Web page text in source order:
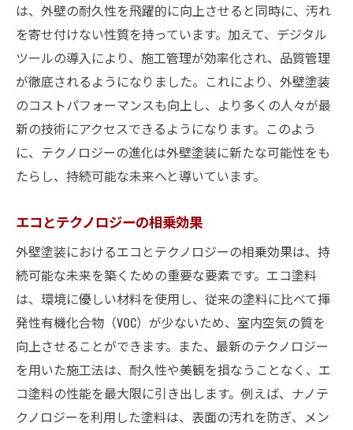
トレンドを導く外壁塗装の未来
外壁塗装におけるエコと耐久性の新標準
新しい耐久性基準の確立
エコ塗料の耐久性比較
外壁塗装の長寿命化を実現
エコと耐久性のバランス
長期間美観を保つ秘訣
未来志向の外壁塗装がもたらす住まいの変革
未来の住まいを見据えた外壁塗装
持続可能な生活空間の創出
革新的塗料がもたらす住環境の向上
未来を見据えた投資としての外壁塗装
エコロジカルデザインの重要性
外壁塗装で変わる都市環境
外壁塗装で実現するエコな美観と保護
は、外壁の耐久性を飛躍的に向上させると同時に、汚れ
を寄せ付けない性質を持っています。加えて、デジタル
ツールの導入により、施工管理が効率化され、品質管理
が徹底されるようになりました。これにより、外壁塗装
のコストパフォーマンスも向上し、より多くの人々が最
新の技術にアクセスできるようになります。このよう
に、テクノロジーの進化は外壁塗装に新たな可能性をも
たらし、持続可能な未来へと導いています。
エコとテクノロジーの相乗効果
外壁塗装におけるエコとテクノロジーの相乗効果は、持
続可能な未来を築くための重要な要素です。エコ塗料
は、環境に優しい材料を使用し、従来の塗料に比べて揮
発性有機化合物（VOC）が少ないため、室内空気の質を
向上させることができます。また、最新のテクノロジー
を用いた施工法は、耐久性や美観を損なうことなく、エ
コ塗料の性能を最大限に引き出します。例えば、ナノテ
クノロジーを利用した塗料は、表面の汚れを防ぎ、メン